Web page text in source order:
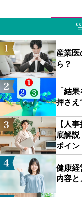
産業医
ら？
「結
押さえ
【人
底解説
ポイン
健康経
内容と